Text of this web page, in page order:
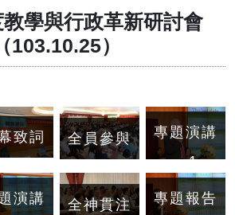
學與行政革新研討會
（103.10.25）
致詞 全員參與
專題演講
一1
演講
全神貫注
專題報告